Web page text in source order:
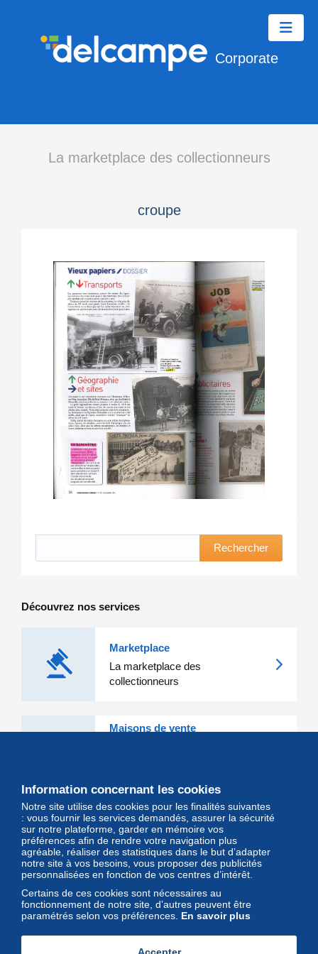
Corporate
La marketplace des collectionneurs
croupe
Rechercher
Découvrez nos services
Marketplace
La marketplace des
collectionneurs
Maisons de vente
Magazine
Un regard unique et décalé sur
l'univers des timbres et leurs
collectionneurs
Information concernant les cookies
Notre site utilise des cookies pour les finalités suivantes
: vous fournir les services demandés, assurer la sécurité
sur notre plateforme, garder en mémoire vos
préférences afin de rendre votre navigation plus
agréable, réaliser des statistiques dans le but d’adapter
notre site à vos besoins, vous proposer des publicités
personnalisées en fonction de vos centres d’intérêt.
Certains de ces cookies sont nécessaires au
fonctionnement de notre site, d’autres peuvent être
paramétrés selon vos préférences. En savoir plus